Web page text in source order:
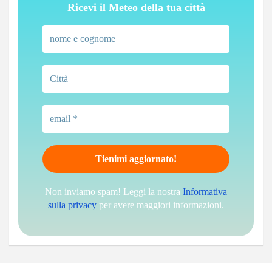
Ricevi il Meteo della tua città
Non inviamo spam! Leggi la nostra Informativa
sulla privacy per avere maggiori informazioni.